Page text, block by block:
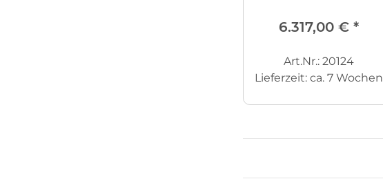
6.317,00 € *
Art.Nr.: 20124
Lieferzeit: ca. 7 Wochen